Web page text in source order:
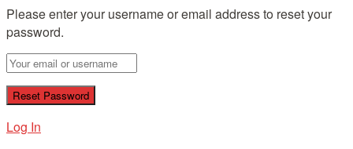
Please enter your username or email address to reset your
password.
Log In